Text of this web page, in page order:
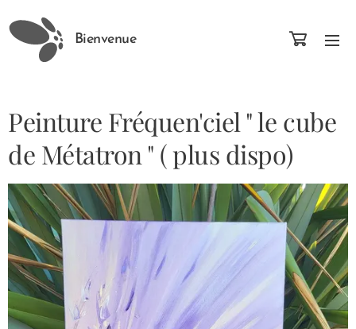
Bienvenue
Peinture Fréquen'ciel " le cube
de Métatron " ( plus dispo)